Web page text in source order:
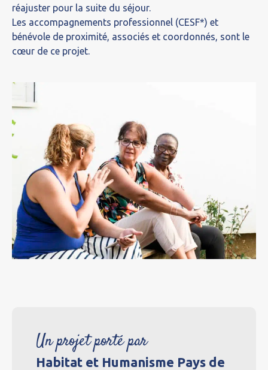
réajuster pour la suite du séjour.
Les accompagnements professionnel (CESF*) et
bénévole de proximité, associés et coordonnés, sont le
cœur de ce projet.
Un projet porté par
Habitat et Humanisme Pays de